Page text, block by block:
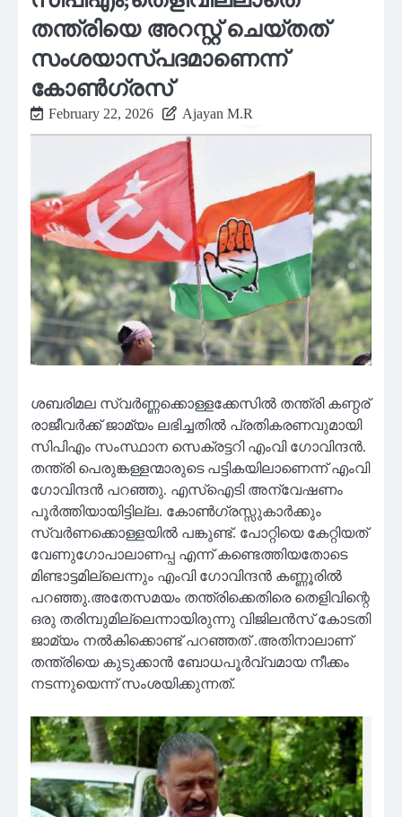
തന്ത്രിയെ അറസ്റ്റ് ചെയ്തത്
സംശയാസ്പദമാണെന്ന്
കോൺഗ്രസ്
February 22, 2026 Ajayan M.R
ശബരിമല സ്വർണ്ണക്കൊള്ളക്കേസിൽ തന്ത്രി കണ്ഠര്
രാജീവർക്ക് ജാമ്യം ലഭിച്ചതിൽ പ്രതികരണവുമായി
സിപിഎം സംസ്ഥാന സെക്രട്ടറി എംവി ഗോവിന്ദൻ.
തന്ത്രി പെരുങ്കള്ളന്മാരുടെ പട്ടികയിലാണെന്ന് എംവി
ഗോവിന്ദൻ പറഞ്ഞു. എസ്‌ഐടി അന്വേഷണം
പൂർത്തിയായിട്ടില്ല. കോൺഗ്രസ്സുകാർക്കും
സ്വർണക്കൊള്ളയിൽ പങ്കുണ്ട്. പോറ്റിയെ കേറ്റിയത്
വേണുഗോപാലാണപ്പ എന്ന് കണ്ടെത്തിയതോടെ
മിണ്ടാട്ടമില്ലെന്നും എംവി ഗോവിന്ദൻ കണ്ണൂരിൽ
പറഞ്ഞു.അതേസമയം തന്ത്രിക്കെതിരെ തെളിവിന്റെ
ഒരു തരിമ്പുമില്ലെന്നായിരുന്നു വിജിലൻസ് കോടതി
ജാമ്യം നൽകിക്കൊണ്ട് പറഞ്ഞത് .അതിനാലാണ്
തന്ത്രിയെ കുടുക്കാൻ ബോധപൂർവ്വമായ നീക്കം
നടന്നുയെന്ന് സംശയിക്കുന്നത്.